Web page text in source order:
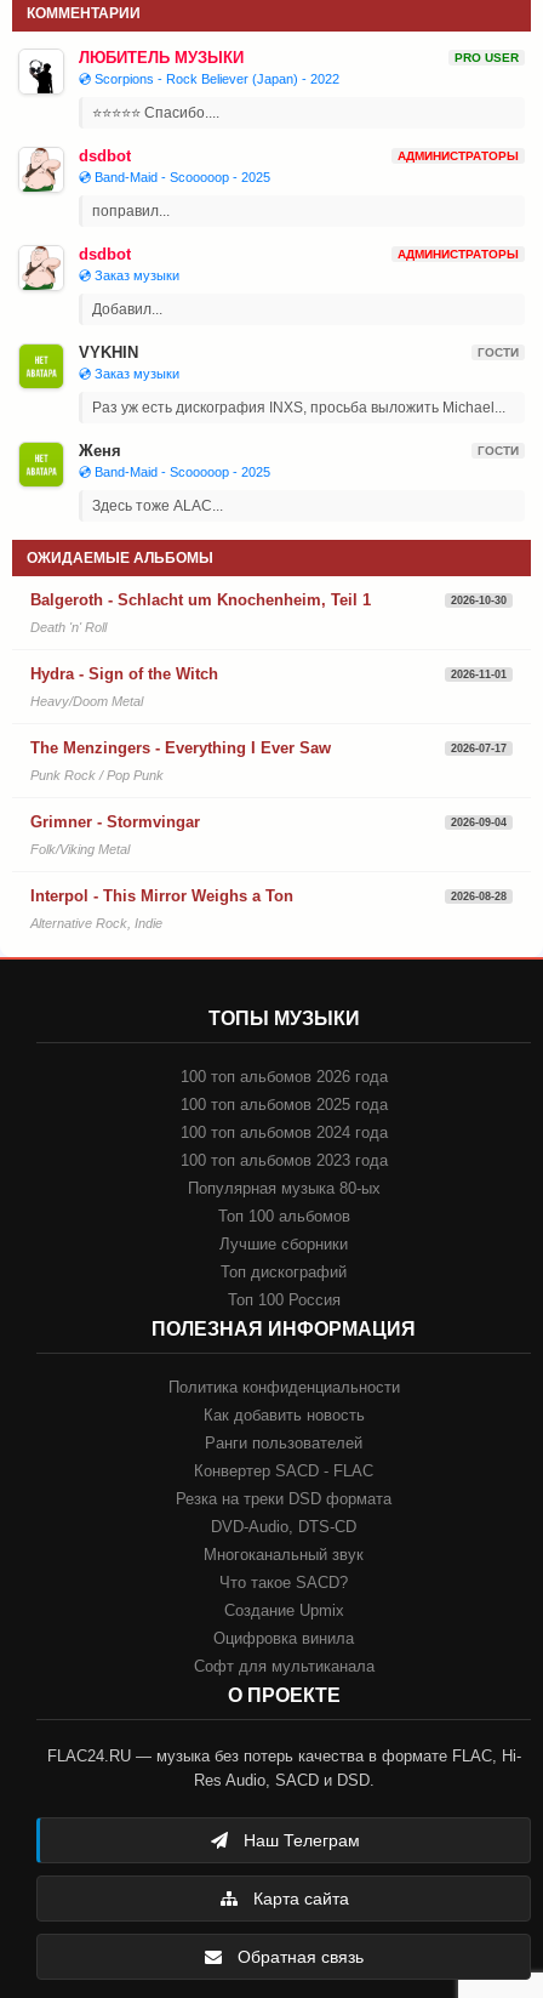
КОММЕНТАРИИ
ЛЮБИТЕЛЬ МУЗЫКИ PRO USER
💿 Scorpions - Rock Believer (Japan) - 2022
⭐⭐⭐⭐⭐ Спасибо....
dsdbot АДМИНИСТРАТОРЫ
💿 Band-Maid - Scooooop - 2025
поправил...
dsdbot АДМИНИСТРАТОРЫ
💿 Заказ музыки
Добавил...
VYKHIN ГОСТИ
💿 Заказ музыки
Раз уж есть дискография INXS, просьба выложить Michael...
Женя ГОСТИ
💿 Band-Maid - Scooooop - 2025
Здесь тоже ALAC...
ОЖИДАЕМЫЕ АЛЬБОМЫ
Balgeroth - Schlacht um Knochenheim, Teil 1 2026-10-30
Death 'n' Roll
Hydra - Sign of the Witch 2026-11-01
Heavy/Doom Metal
The Menzingers - Everything I Ever Saw 2026-07-17
Punk Rock / Pop Punk
Grimner - Stormvingar 2026-09-04
Folk/Viking Metal
Interpol - This Mirror Weighs a Ton 2026-08-28
Alternative Rock, Indie
ТОПЫ МУЗЫКИ
100 топ альбомов 2026 года
100 топ альбомов 2025 года
100 топ альбомов 2024 года
100 топ альбомов 2023 года
Популярная музыка 80-ых
Топ 100 альбомов
Лучшие сборники
Топ дискографий
Топ 100 Россия
ПОЛЕЗНАЯ ИНФОРМАЦИЯ
Политика конфиденциальности
Как добавить новость
Ранги пользователей
Конвертер SACD - FLAC
Резка на треки DSD формата
DVD-Audio, DTS-CD
Многоканальный звук
Что такое SACD?
Создание Upmix
Оцифровка винила
Софт для мультиканала
О ПРОЕКТЕ
FLAC24.RU — музыка без потерь качества в формате FLAC, Hi-
Res Audio, SACD и DSD.
Наш Телеграм
Карта сайта
Обратная связь